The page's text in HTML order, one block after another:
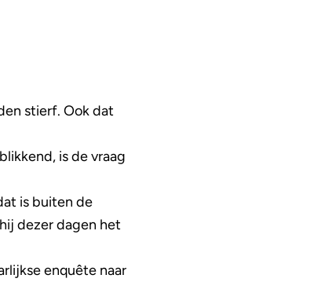
stierf. Ook dat
is de vraag
is buiten de
dezer dagen het
enquête naar